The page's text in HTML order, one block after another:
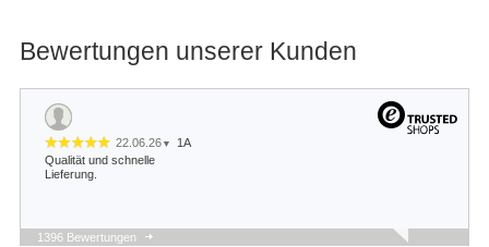
Bewertungen unserer Kunden
22.06.26 ▼
1A
Qualität und schnelle
Lieferung.
1396 Bewertungen